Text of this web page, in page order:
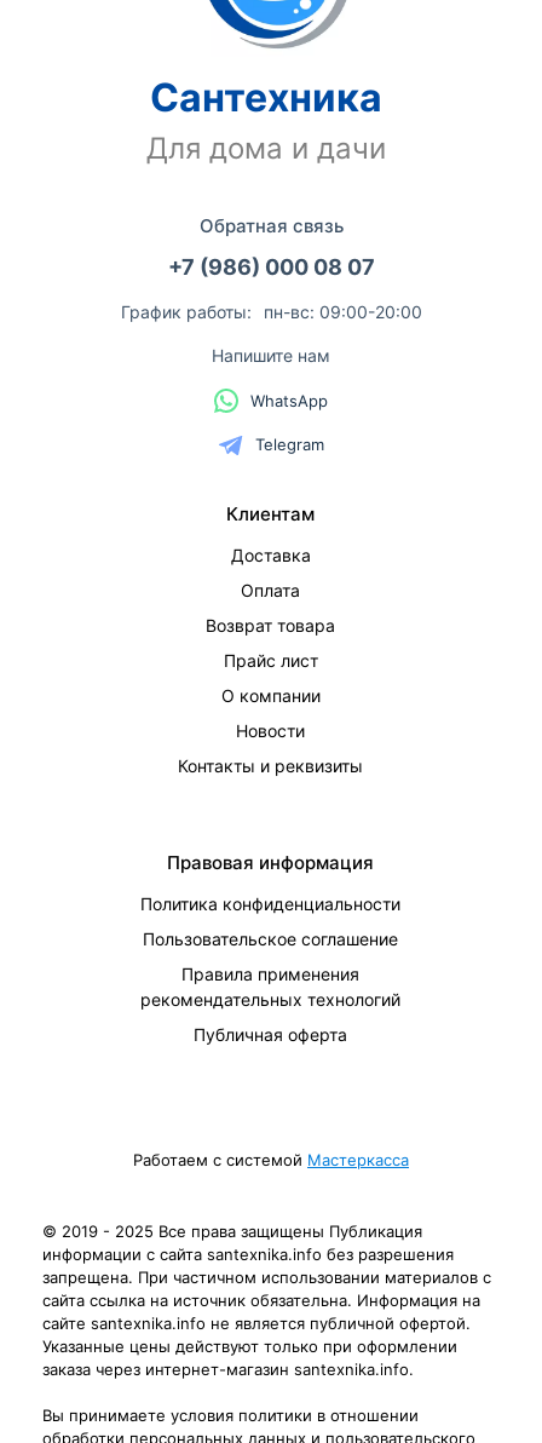
Сантехника
Для дома и дачи
Обратная связь
+7 (986) 000 08 07
График работы: пн-вс: 09:00-20:00
Напишите нам
WhatsApp
Telegram
Клиентам
Доставка
Оплата
Возврат товара
Прайс лист
О компании
Новости
Контакты и реквизиты
Правовая информация
Политика конфиденциальности
Пользовательское соглашение
Правила применения
рекомендательных технологий
Публичная оферта
Работаем с системой Мастеркасса
© 2019 - 2025 Все права защищены Публикация
информации с сайта santexnika.info без разрешения
запрещена. При частичном использовании материалов с
сайта ссылка на источник обязательна. Информация на
сайте santexnika.info не является публичной офертой.
Указанные цены действуют только при оформлении
заказа через интернет-магазин santexnika.info.
Вы принимаете условия политики в отношении
обработки персональных данных и пользовательского